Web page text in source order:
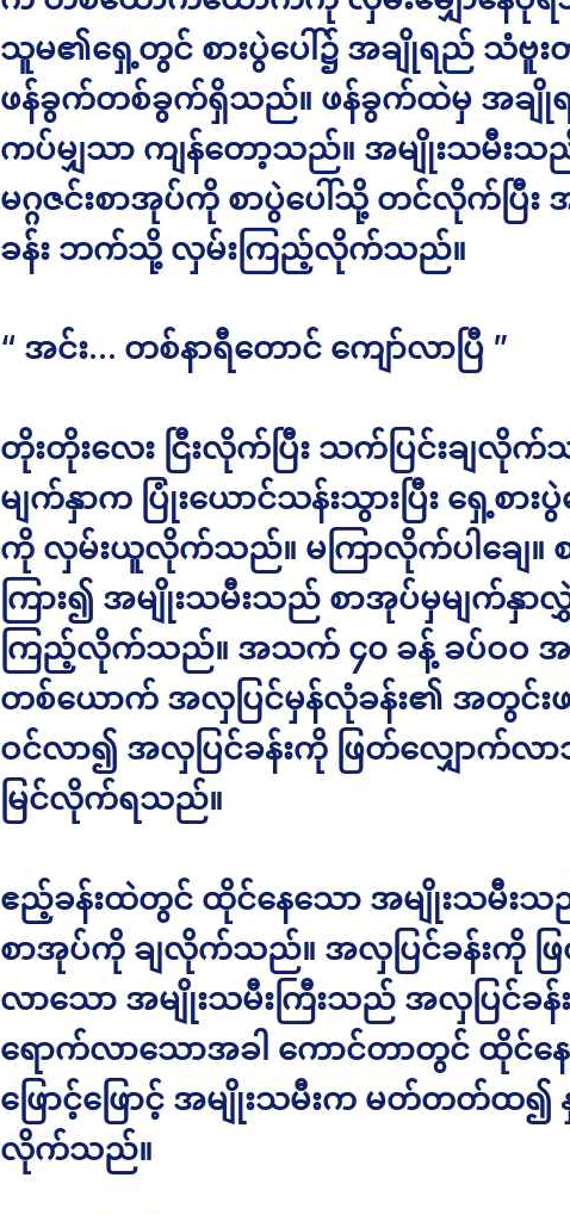
သူမ၏ရှေ့တွင် စားပွဲပေါ်၌ အချိုရည် သံဗူး
ဖန်ခွက်တစ်ခွက်ရှိသည်။ ဖန်ခွက်ထဲမှ အချို
ကပ်မျှသာ ကျန်တော့သည်။ အမျိုးသမီး
မဂ္ဂဇင်းစာအုပ်ကို စာပွဲပေါ်သို့ တင်လိုက်ပြီး
ခန်း ဘက်သို့ လှမ်းကြည့်လိုက်သည်။
“ အင်း… တစ်နာရီတောင် ကျော်လာပြီ ”
တိုးတိုးလေး ငြီးလိုက်ပြီး သက်ပြင်းချလိုက်
မျက်နှာက ပြုံးယောင်သန်းသွားပြီး ရှေ့စား
ကို လှမ်းယူလိုက်သည်။ မကြာလိုက်ပါချေ။ စ
ကြား၍ အမျိုးသမီးသည် စာအုပ်မှမျက်နှာ
ကြည့်လိုက်သည်။ အသက် ၄၀ ခန့် ခပ်ဝဝ အ
တစ်ယောက် အလှပြင်မှန်လုံခန်း၏ အတွင်းဖ
ဝင်လာ၍ အလှပြင်ခန်းကို ဖြတ်လျှောက်
မြင်လိုက်ရသည်။
ဧည့်ခန်းထဲတွင် ထိုင်နေသော အမျိုးသမီ
စာအုပ်ကို ချလိုက်သည်။ အလှပြင်ခန်းကို ဖ
လာသော အမျိုးသမီးကြီးသည် အလှပြင်ခန်
ရောက်လာသောအခါ ကောင်တာတွင် ထိုင်န
ဖြောင့်ဖြောင့် အမျိုးသမီးက မတ်တတ်
လိုက်သည်။